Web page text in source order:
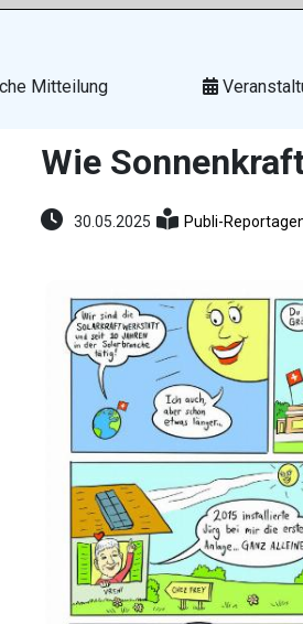
Mitteilung
Wie
30.05.2025 Publi-